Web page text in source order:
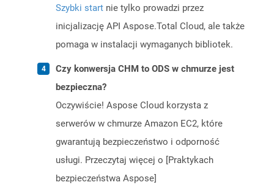
Szybki start nie tylko prowadzi przez
inicjalizację API Aspose.Total Cloud, ale także
pomaga w instalacji wymaganych bibliotek.
Czy konwersja CHM to ODS w chmurze jest
bezpieczna?
Oczywiście! Aspose Cloud korzysta z
serwerów w chmurze Amazon EC2, które
gwarantują bezpieczeństwo i odporność
usługi. Przeczytaj więcej o [Praktykach
bezpieczeństwa Aspose]